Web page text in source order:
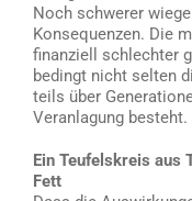
Noch schwerer
Konsequenzen. Die
finanziell schlechter
bedingt nicht selten
teils über
Veranlagung
Ein Teufelskreis aus
Fett